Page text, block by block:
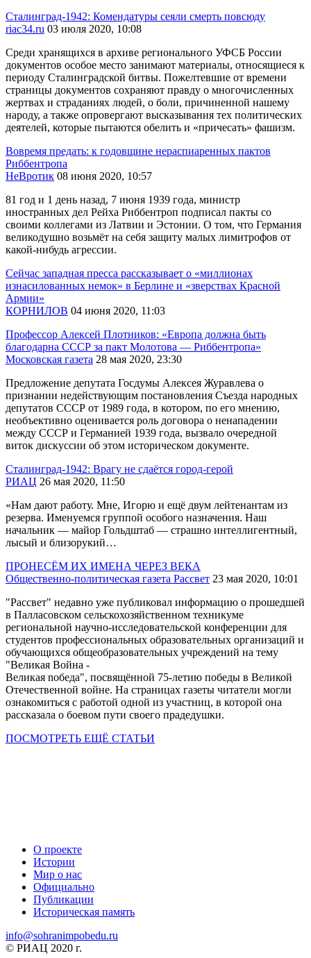
Сталинград-1942: Комендатуры сеяли смерть повсюду
riac34.ru 03 июля 2020, 10:08
Среди хранящихся в архиве регионального УФСБ России
документов особое место занимают материалы, относящиеся к
периоду Сталинградской битвы. Пожелтевшие от времени
страницы документов сохраняют правду о многочисленных
жертвах и страданиях людей, о боли, причиненной нашему
народу, а также опровергают высказывания тех политических
деятелей, которые пытаются обелить и «причесать» фашизм.
Вовремя предать: к годовщине нераспиаренных пактов
Риббентропа
НеВротик 08 июня 2020, 10:57
81 год и 1 день назад, 7 июня 1939 года, министр
иностранных дел Рейха Риббентроп подписал пакты со
своими коллегами из Латвии и Эстонии. О том, что Германия
великодушно возьмёт на себя защиту малых лимитрофов от
какой-нибудь агрессии.
Сейчас западная пресса рассказывает о «миллионах
изнасилованных немок» в Берлине и «зверствах Красной
Армии»
КОРНИЛОВ 04 июня 2020, 11:03
Профессор Алексей Плотников: «Европа должна быть
благодарна СССР за пакт Молотова — Риббентропа»
Московская газета 28 мая 2020, 23:30
Предложение депутата Госдумы Алексея Журавлева о
признании недействующим постановления Съезда народных
депутатов СССР от 1989 года, в котором, по его мнению,
необъективно оценивается роль договора о ненападении
между СССР и Германией 1939 года, вызвало очередной
виток дискуссии об этом историческом документе.
Сталинград-1942: Врагу не сдаётся город-герой
РИАЦ 26 мая 2020, 11:50
«Нам дают работу. Мне, Игорю и ещё двум лейтенантам из
резерва. Именуемся группой особого назначения. Наш
начальник — майор Гольдштаб — страшно интеллигентный,
лысый и близорукий…
ПРОНЕСЁМ ИХ ИМЕНА ЧЕРЕЗ ВЕКА
Общественно-политическая газета Рассвет 23 мая 2020, 10:01
"Рассвет" недавно уже публиковал информацию о прошедшей
в Палласовском сельскохозяйственном техникуме
региональной научно-исследовательской конференции для
студентов профессиональных образовательных организаций и
обучающихся общеобразовательных учреждений на тему
"Великая Война -
Великая nобеда", посвящённой 75-летию победы в Великой
Отечественной войне. На страницах газеты читатели могли
ознакомиться с работой одной из участниц, в которой она
рассказала о боевом пути своего прадедушки.
ПОСМОТРЕТЬ ЕЩЁ СТАТЬИ
О проекте
Истории
Мир о нас
Официально
Публикации
Историческая память
info@sohranimpobedu.ru
© РИАЦ 2020 г.